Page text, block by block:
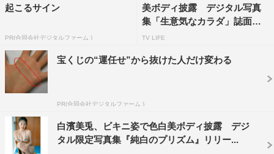
起こるサイン
PR(合同会社デジタルファーム )
美ボディ披露 デジタル写真
集「生意気なカラダ」誌面カ
ッ...
TV LIFE
宝くじの“運任せ”から抜けた人だけ変わる
PR(合同会社デジタルファーム )
白濱美兎、ビキニ姿で色白美ボディ披露 デジ
タル限定写真集『純白のプリズム』リリー...